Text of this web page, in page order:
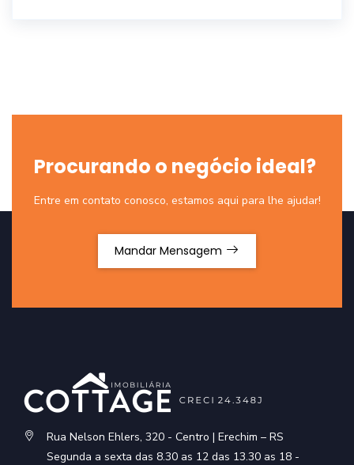
Procurando o negócio ideal?
Entre em contato conosco, estamos aqui para lhe ajudar!
Mandar Mensagem
Rua Nelson Ehlers, 320 - Centro | Erechim – RS
Segunda a sexta das 8.30 as 12 das 13.30 as 18 -